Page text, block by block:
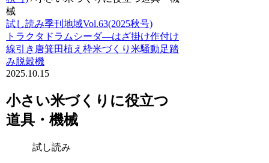
械
試し読み季刊地域Vol.63(2025秋号)
トラクタ ドラムシーダ―はざ掛け作付け
線引き 唐箕田植え枠米づくり米騒動足踏
み脱穀機
2025.10.15
小さい米づくりに役立つ
道具・機械
試し読み